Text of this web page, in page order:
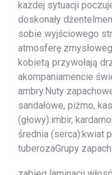
każdej sytuacji
doskonały
sobie wyjściowego
atmosferę
kobietą przywołają
akompaniamencie
ambry.Nuty
sandałowe, piżmo,
(głowy):imbir,
średnia (serca):kwiat
tuberozaGrupy